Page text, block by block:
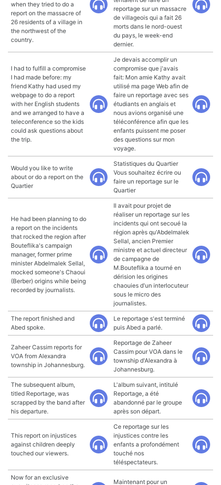
when they tried to do a
report on the massacre of
26 residents of a village in
the northwest of the
country.
reportage sur un massacre
de villageois qui a fait 26
morts dans le nord-ouest
du pays, le week-end
dernier.
I had to fulfill a compromise
I had made before: my
friend Kathy had used my
webpage to do a report
with her English students
and we arranged to have a
teleconference so the kids
could ask questions about
the trip.
Je devais accomplir un
compromise que j'avais
fait: Mon amie Kathy avait
utilisé ma page Web afin de
faire un reportage avec ses
étudiants en anglais et
nous avions organisé une
téléconférence afin que les
enfants puissent me poser
des questions sur mon
voyage.
Would you like to write
about or do a report on the
Quartier
Statistiques du Quartier
Vous souhaitez écrire ou
faire un reportage sur le
Quartier
He had been planning to do
a report on the incidents
that rocked the region after
Bouteflika's campaign
manager, former prime
minister Abdelmalek Sellal,
mocked someone's Chaoui
(Berber) origins while being
recorded by journalists.
Il avait pour projet de
réaliser un reportage sur les
incidents qui ont secoué la
région après qu'Abdelmalek
Sellal, ancien Premier
ministre et actuel directeur
de campagne de
M.Bouteflika a tourné en
dérision les origines
chaouies d'un interlocuteur
sous le micro des
journalistes.
The report finished and
Abed spoke.
Le reportage s'est terminé
puis Abed a parlé.
Zaheer Cassim reports for
VOA from Alexandra
township in Johannesburg.
Reportage de Zaheer
Cassim pour VOA dans le
township d'Alexandra à
Johannesburg.
The subsequent album,
titled Reportage, was
scrapped by the band after
his departure.
L'album suivant, intitulé
Reportage, a été
abandonné par le groupe
après son départ.
This report on injustices
against children deeply
touched our viewers.
Ce reportage sur les
injustices contre les
enfants a profondément
touché nos
téléspectateurs.
Now for an exclusive
Maintenant pour un